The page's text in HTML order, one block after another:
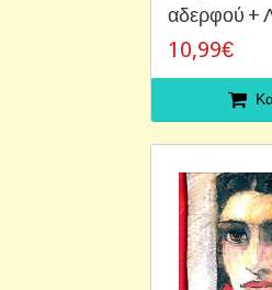
αδερφού +
10,99€